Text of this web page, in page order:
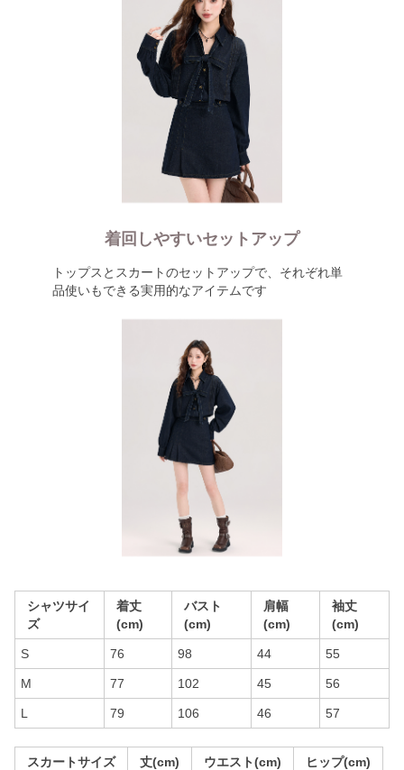
着回しやすいセットアップ
トップスとスカートのセットアップで、それぞれ単
品使いもできる実用的なアイテムです
シャツサイ
ズ
着丈
(cm)
バスト
(cm)
肩幅
(cm)
袖丈
(cm)
S 76 98 44 55
M 77 102 45 56
L 79 106 46 57
スカートサイズ 丈(cm) ウエスト(cm) ヒップ(cm)